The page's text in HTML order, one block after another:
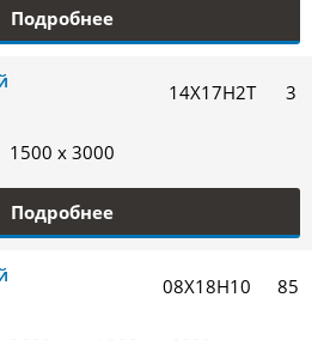
Подробнее
14Х17Н2Т 3
1500 x 3000
Подробнее
08Х18Н10 85